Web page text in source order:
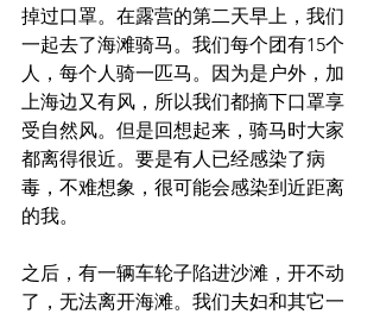
掉过口罩。在露营的第二天早上，我们
一起去了海滩骑马。我们每个团有15个
人，每个人骑一匹马。因为是户外，加
上海边又有风，所以我们都摘下口罩享
受自然风。但是回想起来，骑马时大家
都离得很近。要是有人已经感染了病
毒，不难想象，很可能会感染到近距离
的我。
之后，有一辆车轮子陷进沙滩，开不动
了，无法离开海滩。我们夫妇和其它一